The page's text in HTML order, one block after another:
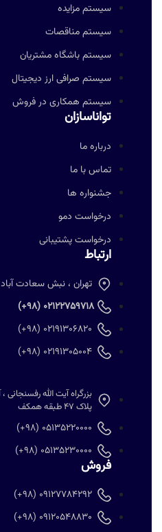
سیستم مزایده
سیستم مناقصات
سیستم باشگاه مشتریان
سیستم صرافی ارز دیجیتال
سیستم همکاری در فروش
تواناسازان
درباره ما
تماس با ما
جشنواره ها
درخواست دمو
درخواست پشتیبانی
ارتباط
تهران ، نبش سعادت آباد 31 شرقی پلاک 1 واحد 3
02122759718 (98+)
02191306820 (98+)
02191305004 (98+)
پلاک 47 طبقه همکف
05135220000 (98+)
05135230000 (98+)
فروش
09127784292 (98+)
09120548830 (98+)